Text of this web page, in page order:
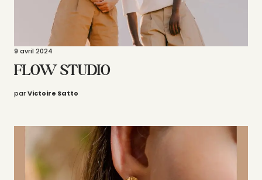
9 avril 2024
FLOW STUDIO
parVictoire Satto